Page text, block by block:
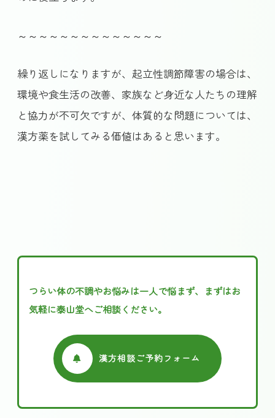
～～～～～～～～～～～～～～
繰り返しになりますが、起立性調節障害の場合は、
環境や食生活の改善、家族など身近な人たちの理解
と協力が不可欠ですが、体質的な問題については、
漢方薬を試してみる価値はあると思います。
つらい体の不調やお悩みは一人で悩まず、まずはお
気軽に泰山堂へご相談ください。
漢方相談ご予約フォーム